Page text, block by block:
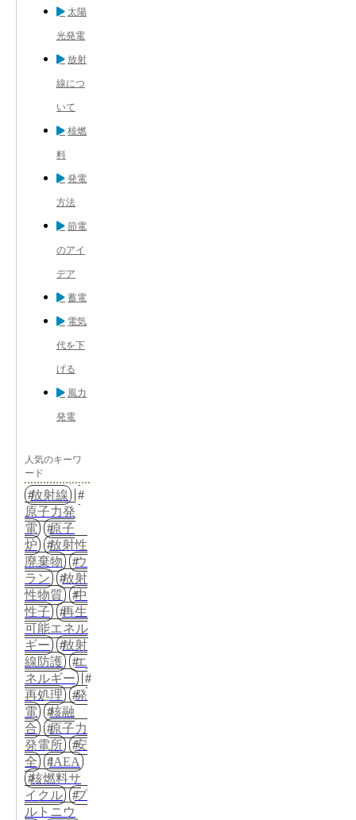
太陽
光発電
放射
線につ
いて
核燃
料
発電
方法
節電
のアイ
デア
蓄電
電気
代を下
げる
風力
発電
人気のキーワ
ード
放射線
原子力発
電
原子
炉
放射性
廃棄物
ウ
ラン
放射
性物質
中
性子
再生
可能エネル
ギー
放射
線防護
エ
ネルギー
再処理
発
電
核融
合
原子力
発電所
安
全
IAEA
核燃料サ
イクル
プ
ルトニウ